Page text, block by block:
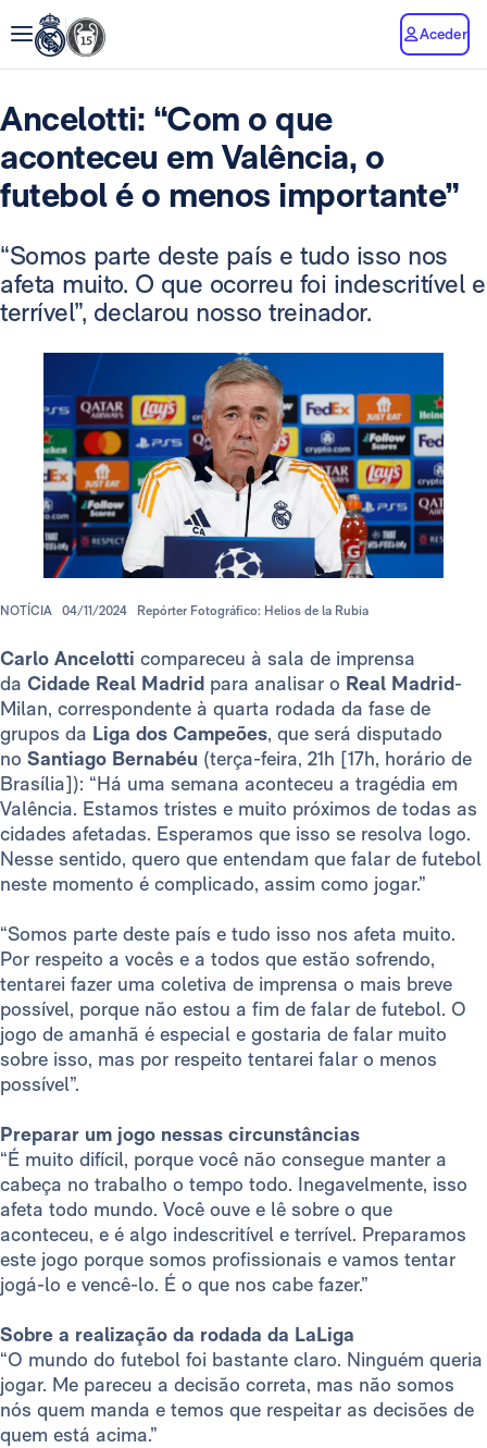
Aceder
Ancelotti: “Com o que
aconteceu em Valência, o
futebol é o menos importante”
“Somos parte deste país e tudo isso nos
afeta muito. O que ocorreu foi indescritível e
terrível”, declarou nosso treinador.
NOTÍCIA 04/11/2024 Repórter Fotográfico: Helios de la Rubia
Carlo Ancelotti compareceu à sala de imprensa
da Cidade Real Madrid para analisar o Real Madrid-
Milan, correspondente à quarta rodada da fase de
grupos da Liga dos Campeões, que será disputado
no Santiago Bernabéu (terça-feira, 21h [17h, horário de
Brasília]): “Há uma semana aconteceu a tragédia em
Valência. Estamos tristes e muito próximos de todas as
cidades afetadas. Esperamos que isso se resolva logo.
Nesse sentido, quero que entendam que falar de futebol
neste momento é complicado, assim como jogar.”
“Somos parte deste país e tudo isso nos afeta muito.
Por respeito a vocês e a todos que estão sofrendo,
tentarei fazer uma coletiva de imprensa o mais breve
possível, porque não estou a fim de falar de futebol. O
jogo de amanhã é especial e gostaria de falar muito
sobre isso, mas por respeito tentarei falar o menos
possível”.
Preparar um jogo nessas circunstâncias
“É muito difícil, porque você não consegue manter a
cabeça no trabalho o tempo todo. Inegavelmente, isso
afeta todo mundo. Você ouve e lê sobre o que
aconteceu, e é algo indescritível e terrível. Preparamos
este jogo porque somos profissionais e vamos tentar
jogá-lo e vencê-lo. É o que nos cabe fazer.”
Sobre a realização da rodada da LaLiga
“O mundo do futebol foi bastante claro. Ninguém queria
jogar. Me pareceu a decisão correta, mas não somos
nós quem manda e temos que respeitar as decisões de
quem está acima.”